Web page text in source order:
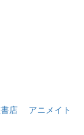
店 アニメイト